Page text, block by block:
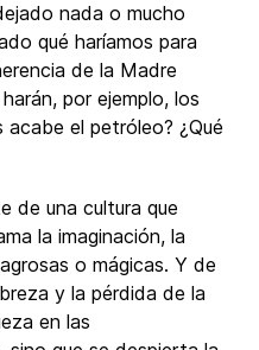
nada o mucho
qué haríamos para
de la Madre
por ejemplo, los
el petróleo? ¿Qué
de una cultura que
la imaginación, la
o mágicas. Y de
y la pérdida de la
en las